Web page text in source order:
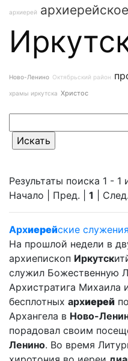
архиерей
Ново-Ленино Октябрьский район
храмы иркутска Христос
Результаты поиска 1 - 1
Начало | Пред. | 1 |
Архиерейские служения
На прошлой недели в
архиепископ Иркутск
служил Божественную
Архистратига Михаила
бесплотных архиерей
Архангела в Ново-
порадовал своим
Ленино. Во время